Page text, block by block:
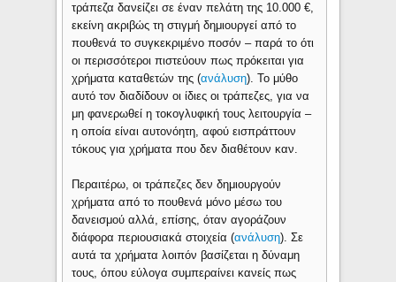
τράπεζα δανείζει σε έναν πελάτη της 10.000 €,
εκείνη ακριβώς τη στιγμή δημιουργεί από το
πουθενά το συγκεκριμένο ποσόν – παρά το ότι
οι περισσότεροι πιστεύουν πως πρόκειται για
χρήματα καταθετών της (ανάλυση). Το μύθο
αυτό τον διαδίδουν οι ίδιες οι τράπεζες, για να
μη φανερωθεί η τοκογλυφική τους λειτουργία –
η οποία είναι αυτονόητη, αφού εισπράττουν
τόκους για χρήματα που δεν διαθέτουν καν.
Περαιτέρω, οι τράπεζες δεν δημιουργούν
χρήματα από το πουθενά μόνο μέσω του
δανεισμού αλλά, επίσης, όταν αγοράζουν
διάφορα περιουσιακά στοιχεία (ανάλυση). Σε
αυτά τα χρήματα λοιπόν βασίζεται η δύναμη
τους, όπου εύλογα συμπεραίνει κανείς πως